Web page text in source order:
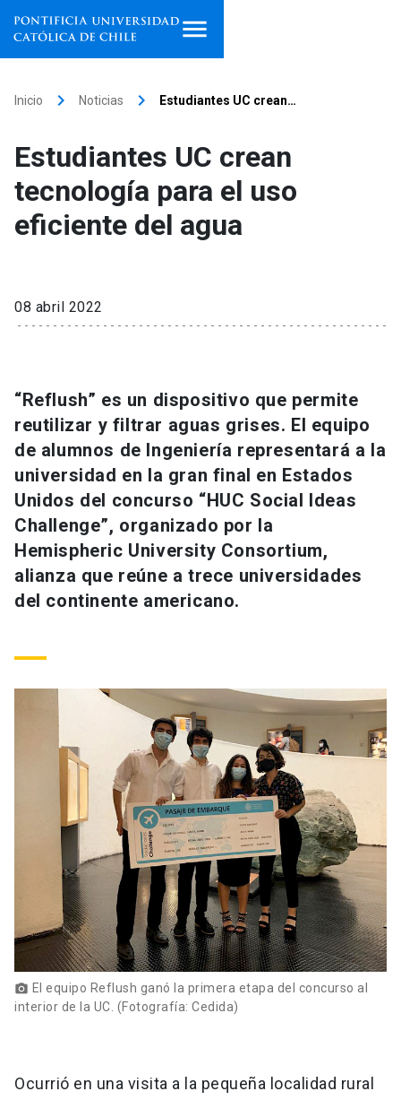
Facultades, escuelas e
institutos
Investigación
Extensión
Universidad
Información para keyboard_arrow_down
Futuros estudiantes
Estudiantes
Académicos
Padres y familia
launch
Go to english site launch
ACCESOS DIRECTOS
Admisión launch
Correo UC
Mi Portal UC launch
Medios Biblioteca launch
launch
Inicio keyboard_arrow_right Noticias keyboard_arrow_right Estudiantes UC crean…
Estudiantes UC crean
tecnología para el uso
eficiente del agua
08 abril 2022
“Reflush” es un dispositivo que permite
reutilizar y filtrar aguas grises. El equipo
de alumnos de Ingeniería representará a la
universidad en la gran final en Estados
Unidos del concurso “HUC Social Ideas
Challenge”, organizado por la
Hemispheric University Consortium,
alianza que reúne a trece universidades
del continente americano.
photo_camera El equipo Reflush ganó la primera etapa del concurso al
interior de la UC. (Fotografía: Cedida)
Ocurrió en una visita a la pequeña localidad rural